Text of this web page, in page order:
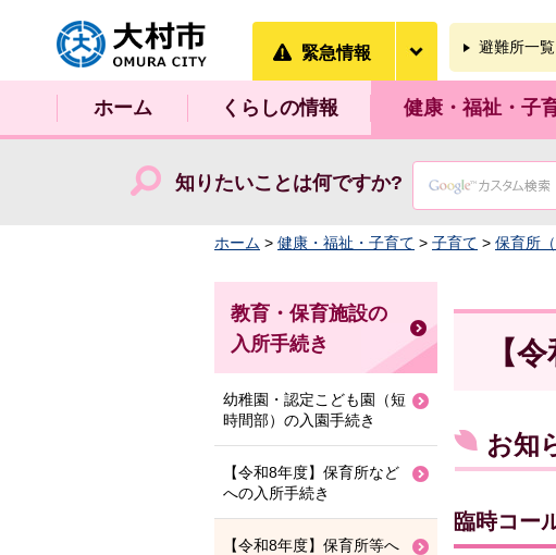
大村市
緊急情報 避難所一覧
ホーム くらしの情報 健康・福祉・子
知りたいことは何ですか?
ホーム > 健康・福祉・子育て > 子育て > 保育所
【
お知
臨時コー
教育・保育施設の
入所手続き
幼稚園・認定こども園（短
時間部）の入園手続き
【令和8年度】保育所など
への入所手続き
【令和8年度】保育所等へ